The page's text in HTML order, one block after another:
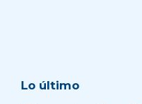
Lo último